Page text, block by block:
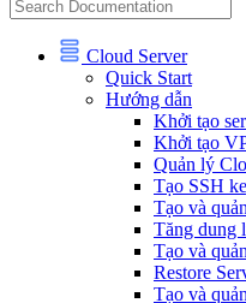
Cloud Server
Quick Start
Hướng dẫn
Khởi tạo
Khởi tạo
Quản lý
Tạo SSH
Tạo và
Tăng dung
Tạo và
Restore
Tạo và